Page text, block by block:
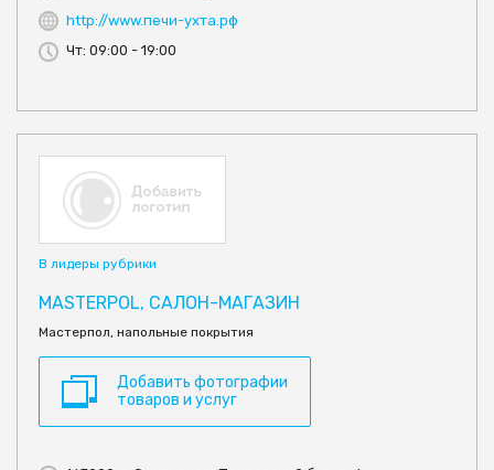
http://www.печи-ухта.рф
Чт: 09:00 - 19:00
В лидеры рубрики
MASTERPOL, САЛОН-МАГАЗИН
Мастерпол, напольные покрытия
Добавить фотографии
товаров и услуг